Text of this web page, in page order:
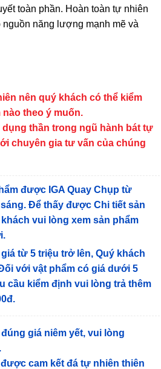
toàn phần. Hoàn toàn tự nhiên
năng lượng mạnh mẽ và
nên quý khách có thể kiểm
theo ý muốn.
thần trong ngũ hành bát tự
chuyên gia tư vấn của chúng
được IGA Quay Chụp từ
Để thấy được Chi tiết sản
vui lòng xem sản phẩm
từ 5 triệu trở lên, Quý khách
với vật phẩm có giá dưới 5
cầu kiểm định vui lòng trả thêm
giá niêm yết, vui lòng
cam kết đá tự nhiên thiên